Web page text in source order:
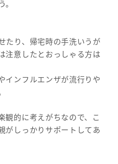
たり、帰宅時の手洗いうが
注意したとおっしゃる方は
インフルエンザが流行りや
観的に考えがちなので、こ
がしっかりサポートしてあ